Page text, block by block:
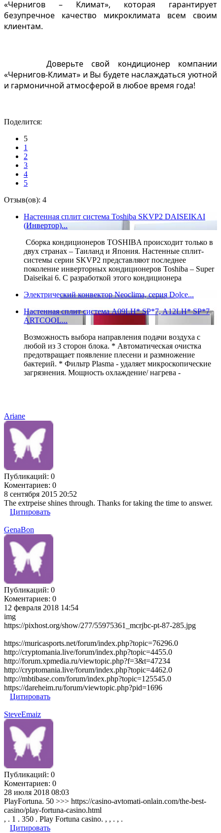
«Чернигов – Климат», которая гарантирует
безупречное качество микроклимата всем своим
клиентам.
Доверьте свой кондиционер компании
«Чернигов-Климат» и Вы будете наслаждаться уютной
и гармоничной атмосферой в любое время года!
Поделится:
5
1
2
3
4
5
Отзыв(ов): 4
Настенная сплит система Toshiba SKVP2 DAISEIKAI
(Инвертор)...
Сборка кондиционеров TOSHIBA происходит только в
двух странах – Таиланд и Япония. Настенные сплит-
системы серии SKVP2 представляют последнее
поколение инверторных кондиционеров Toshiba – Super
Daiseikai 6. С разработкой этого кондиционера
Электрический конвектор Neoclima, серия Dolce...
Настенная сплит система A09LH* SP*7, A12LH* SP*7
ARTCOOL...
Возможность выбора направления подачи воздуха с
любой из 3 сторон блока. * Автоматическая очистка
предотвращает появление плесени и размножение
бактерий. * Фильтр Plasma - удаляет микроскопические
загрязнения. Мощность охлаждение/ нагрева -
Ariane
Публикаций: 0
Коментариев: 0
8 сентября 2015 20:52
The extrpeise shines through. Thanks for taking the time to answer.
Цитировать
GenaBon
Публикаций: 0
Коментариев: 0
12 февраля 2018 14:54
img
https://pixhost.org/show/277/55975361_mcrjbc-pt-87-285.jpg
https://muricasports.net/forum/index.php?topic=76296.0
http://cryptomania.live/forum/index.php?topic=4455.0
http://forum.xpmedia.ru/viewtopic.php?f=3&t=47234
http://cryptomania.live/forum/index.php?topic=4462.0
http://mbtibase.com/forum/index.php?topic=125545.0
https://dareheim.ru/forum/viewtopic.php?pid=1696
Цитировать
SteveEmaiz
Публикаций: 0
Коментариев: 0
28 июля 2018 08:03
PlayFortuna. 50 >>> https://casino-avtomati-onlain.com/the-best-
casino/play-fortuna-casino.html
, . 1 . 350 . Play Fortuna casino. , , . , .
Цитировать